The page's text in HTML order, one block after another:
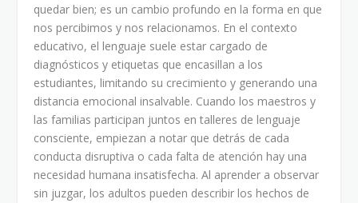
quedar bien; es un cambio profundo en la forma en que
nos percibimos y nos relacionamos. En el contexto
educativo, el lenguaje suele estar cargado de
diagnósticos y etiquetas que encasillan a los
estudiantes, limitando su crecimiento y generando una
distancia emocional insalvable. Cuando los maestros y
las familias participan juntos en talleres de lenguaje
consciente, empiezan a notar que detrás de cada
conducta disruptiva o cada falta de atención hay una
necesidad humana insatisfecha. Al aprender a observar
sin juzgar, los adultos pueden describir los hechos de